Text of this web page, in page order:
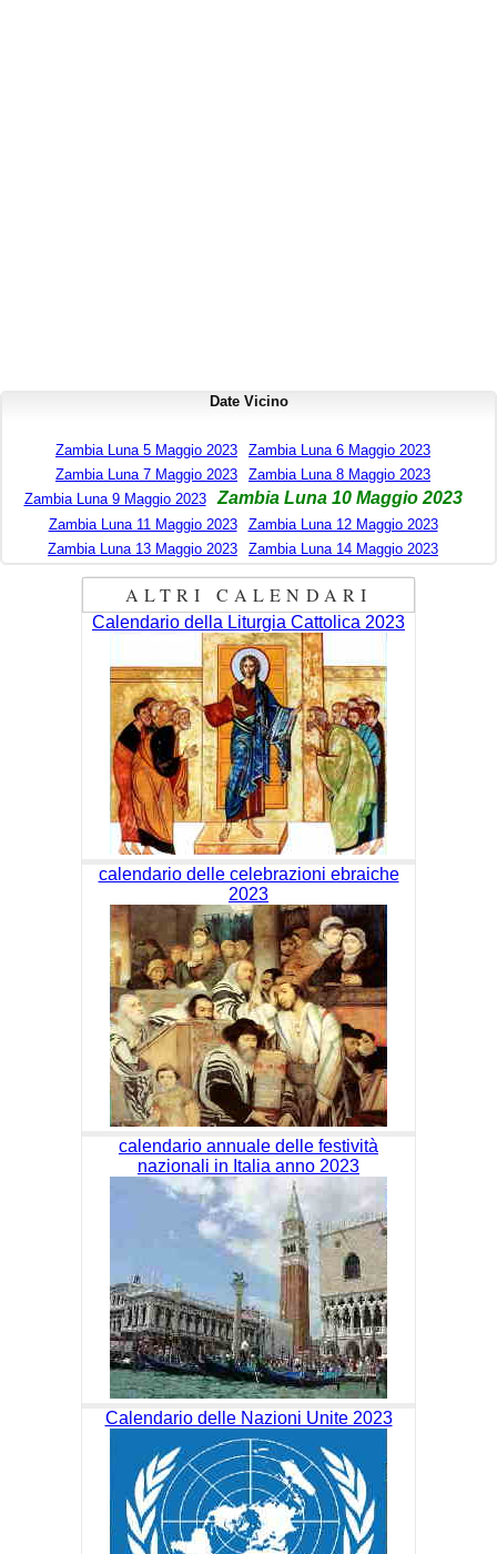
Date Vicino
Zambia Luna 5 Maggio 2023
Zambia Luna 6 Maggio 2023
Zambia Luna 7 Maggio 2023
Zambia Luna 8 Maggio 2023
Zambia Luna 9 Maggio 2023
Zambia Luna 10 Maggio 2023
Zambia Luna 11 Maggio 2023
Zambia Luna 12 Maggio 2023
Zambia Luna 13 Maggio 2023
Zambia Luna 14 Maggio 2023
ALTRI CALENDARI
Calendario della Liturgia Cattolica 2023
calendario delle celebrazioni ebraiche
2023
calendario annuale delle festività
nazionali in Italia anno 2023
Calendario delle Nazioni Unite 2023